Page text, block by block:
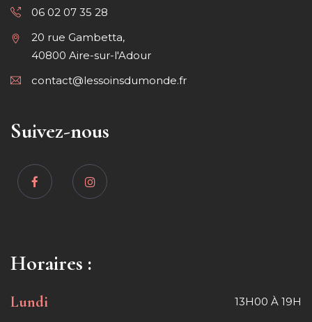
06 02 07 35 28
20 rue Gambetta,
40800 Aire-sur-l'Adour
contact@lessoinsdumonde.fr
Suivez-nous
Horaires :
Lundi 13H00 À 19H